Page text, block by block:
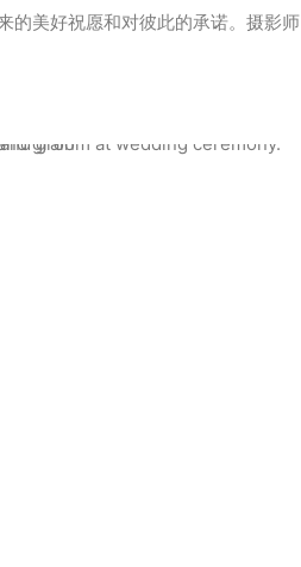
的美好祝愿和对彼此的承诺。摄影师